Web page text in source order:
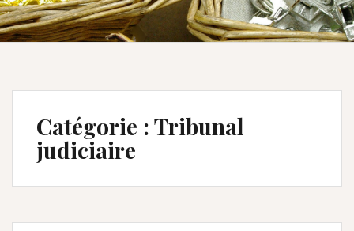
Catégorie :Tribunal
judiciaire